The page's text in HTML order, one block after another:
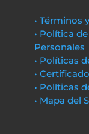
• Términos
• Política
Personales
• Políticas
•
• Políticas
• Mapa del